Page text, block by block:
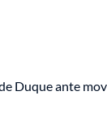
Duque ante